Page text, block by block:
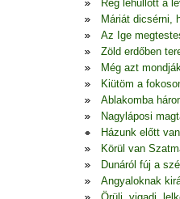
Rég lehullott a
Máriát dicsérni,
Az Ige
Zöld erdőben
Még azt
Kiütöm a
Ablakomba
Nagyláposi
Házunk előtt
Körül van
Dunáról fúj a
Angyaloknak